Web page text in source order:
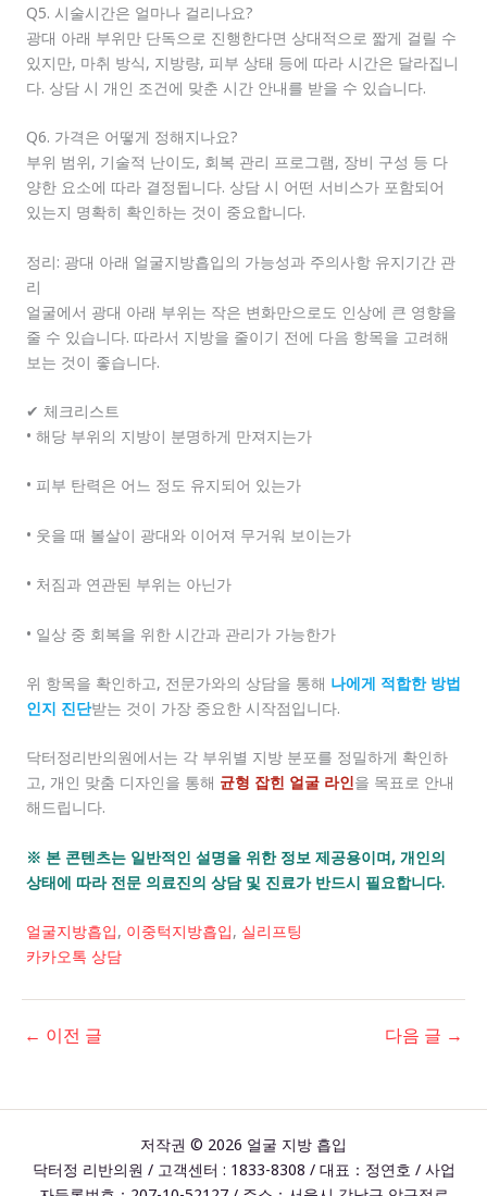
Q5. 시술시간은 얼마나 걸리나요?
광대 아래 부위만 단독으로 진행한다면 상대적으로 짧게 걸릴 수
있지만, 마취 방식, 지방량, 피부 상태 등에 따라 시간은 달라집니
다. 상담 시 개인 조건에 맞춘 시간 안내를 받을 수 있습니다.
Q6. 가격은 어떻게 정해지나요?
부위 범위, 기술적 난이도, 회복 관리 프로그램, 장비 구성 등 다
양한 요소에 따라 결정됩니다. 상담 시 어떤 서비스가 포함되어
있는지 명확히 확인하는 것이 중요합니다.
정리: 광대 아래 얼굴지방흡입의 가능성과 주의사항 유지기간 관
리
얼굴에서 광대 아래 부위는 작은 변화만으로도 인상에 큰 영향을
줄 수 있습니다. 따라서 지방을 줄이기 전에 다음 항목을 고려해
보는 것이 좋습니다.
✔ 체크리스트
• 해당 부위의 지방이 분명하게 만져지는가
• 피부 탄력은 어느 정도 유지되어 있는가
• 웃을 때 볼살이 광대와 이어져 무거워 보이는가
• 처짐과 연관된 부위는 아닌가
• 일상 중 회복을 위한 시간과 관리가 가능한가
위 항목을 확인하고, 전문가와의 상담을 통해 나에게 적합한 방법
인지 진단받는 것이 가장 중요한 시작점입니다.
닥터정리반의원에서는 각 부위별 지방 분포를 정밀하게 확인하
고, 개인 맞춤 디자인을 통해 균형 잡힌 얼굴 라인을 목표로 안내
해드립니다.
※ 본 콘텐츠는 일반적인 설명을 위한 정보 제공용이며, 개인의
상태에 따라 전문 의료진의 상담 및 진료가 반드시 필요합니다.
얼굴지방흡입, 이중턱지방흡입, 실리프팅
카카오톡 상담
← 이전 글 다음 글 →
저작권 © 2026 얼굴 지방 흡입
닥터정 리반의원 / 고객센터 : 1833-8308 / 대표：정연호 / 사업